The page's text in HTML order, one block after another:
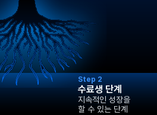
Step 2
수료생 단계
지속적인 성장을
할 수 있는 단계